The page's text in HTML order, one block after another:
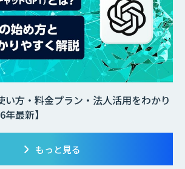
い方・料金プラン・法人活用をわかり
最新】
もっと見る